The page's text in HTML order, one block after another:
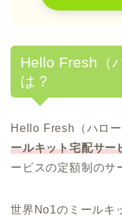
Hello Fresh（
は？
Hello Fresh（ハロ
ールキット宅配サー
ービスの定額制のサ
世界No1のミールキ